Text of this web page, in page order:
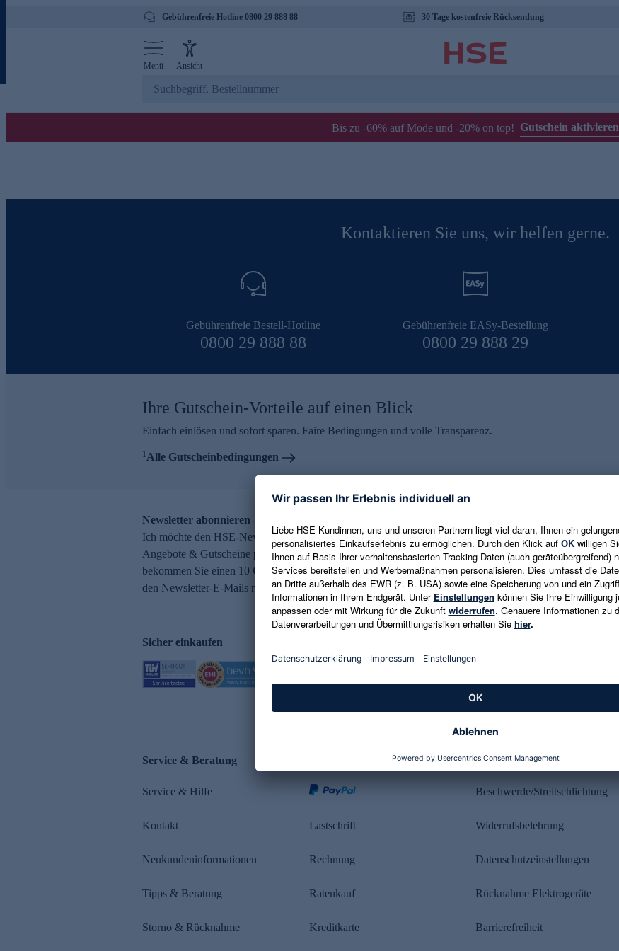
Gebührenfreie Hotline 0800 29 888 88 30 Tage kostenfreie Rücksendung
Menü Ansicht
Bis zu -60% auf Mode und -20% on top! Gutschein aktivieren
Kontaktieren Sie uns, wir helfen gerne.
Gebührenfreie Bestell-Hotline
0800 29 888 88
Gebührenfreie EASy-Bestellung
0800 29 888 29
Ihre Gutschein-Vorteile auf einen Blick
Einfach einlösen und sofort sparen. Faire Bedingungen und volle Transparenz.
1Alle Gutscheinbedingungen
Newsletter abonnieren – 10 € Gutschein erhalten
Ich möchte den HSE-Newsletter abonnieren und aktuelle Trends,
Angebote & Gutscheine per E-Mail erhalten. Als Dankeschön
bekommen Sie einen 10 € Gutschein. Eine Abmeldung ist jederzeit in
den Newsletter-E-Mails möglich.
E-Mail-Adresse eingeben
Es gelten die Datenschutzrichtlinien
Sicher einkaufen
Service & Beratung
Service & Hilfe
Kontakt
Neukundeninformationen
Tipps & Beratung
Storno & Rücknahme
Lastschrift
Rechnung
Ratenkauf
Kreditkarte
Rechtliches
Beschwerde/Streitschlichtung
Widerrufsbelehrung
Datenschutzeinstellungen
Rücknahme Elektrogeräte
Barrierefreiheit